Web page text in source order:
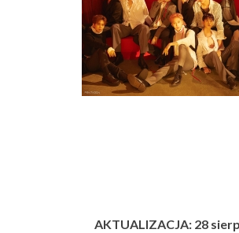
AKTUALIZACJA: 28